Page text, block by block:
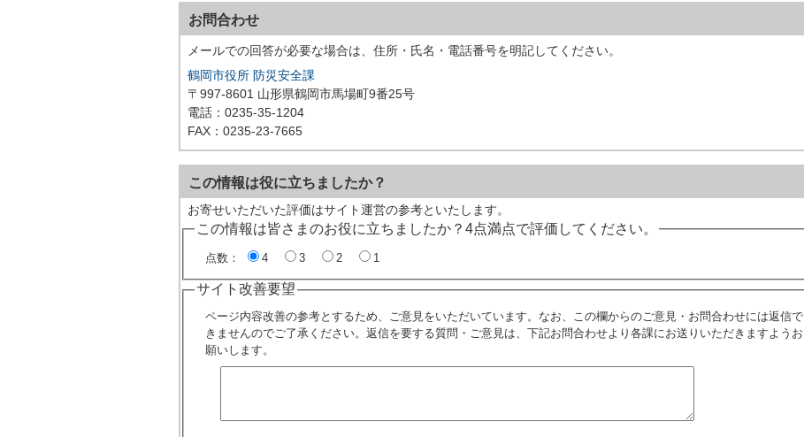
お問合わせ
メールでの回答が必要な場合は、住所・氏名・電話番号を明記してください。
鶴岡市役所 防災安全課
〒997-8601 山形県鶴岡市馬場町9番25号
電話：0235-35-1204
FAX：0235-23-7665
この情報は役に立ちましたか？
お寄せいただいた評価はサイト運営の参考といたします。
この情報は皆さまのお役に立ちましたか？4点満点で評価してください。
点数： 4 3 2 1
サイト改善要望
ページ内容改善の参考とするため、ご意見をいただいています。なお、この欄からのご意見・お問合わせには返信で
きませんのでご了承ください。返信を要する質問・ご意見は、下記お問合わせより各課にお送りいただきますようお
願いします。